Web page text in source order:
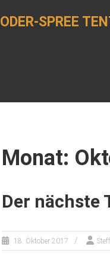
ODER-SPREE
Monat:
Der nächste
18. Oktober 2017